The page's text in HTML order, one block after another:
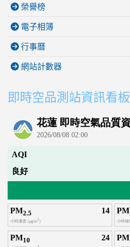
榮譽榜
電子相簿
行事曆
網站計數器
即時空品測站資訊看板